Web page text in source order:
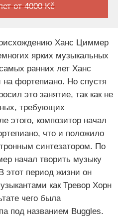
от 4000 Kč
Ханс Циммер
ярких музыкальных
ранних лет Ханс
фортепиано. Но спустя
это занятие, так как не
требующих
этого, композитор начал
что и положило
синтезатором. По
начал творить музыку
этот период жизни он
как Тревор Хорн
чего была
под названием Buggles.